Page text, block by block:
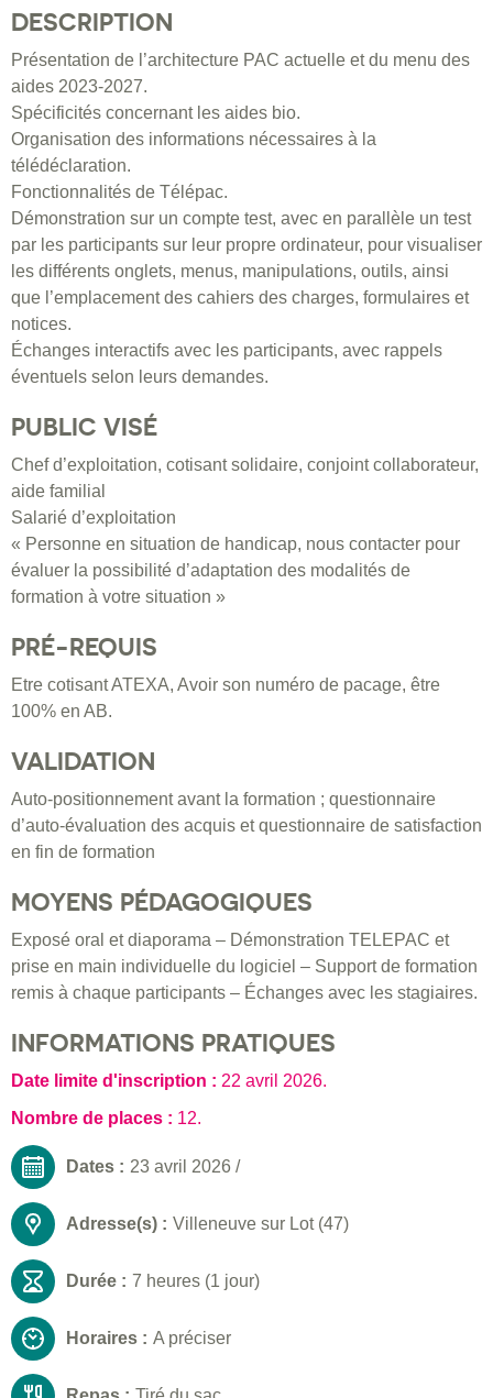
DESCRIPTION
Présentation de l’architecture PAC actuelle et du menu des
aides 2023-2027.
Spécificités concernant les aides bio.
Organisation des informations nécessaires à la
télédéclaration.
Fonctionnalités de Télépac.
Démonstration sur un compte test, avec en parallèle un test
par les participants sur leur propre ordinateur, pour visualiser
les différents onglets, menus, manipulations, outils, ainsi
que l’emplacement des cahiers des charges, formulaires et
notices.
Échanges interactifs avec les participants, avec rappels
éventuels selon leurs demandes.
PUBLIC VISÉ
Chef d’exploitation, cotisant solidaire, conjoint collaborateur,
aide familial
Salarié d’exploitation
« Personne en situation de handicap, nous contacter pour
évaluer la possibilité d’adaptation des modalités de
formation à votre situation »
PRÉ-REQUIS
Etre cotisant ATEXA, Avoir son numéro de pacage, être
100% en AB.
VALIDATION
Auto-positionnement avant la formation ; questionnaire
d’auto-évaluation des acquis et questionnaire de satisfaction
en fin de formation
MOYENS PÉDAGOGIQUES
Exposé oral et diaporama – Démonstration TELEPAC et
prise en main individuelle du logiciel – Support de formation
remis à chaque participants – Échanges avec les stagiaires.
INFORMATIONS PRATIQUES
Date limite d'inscription : 22 avril 2026.
Nombre de places : 12.
Dates : 23 avril 2026 /
Adresse(s) : Villeneuve sur Lot (47)
Durée : 7 heures (1 jour)
Horaires : A préciser